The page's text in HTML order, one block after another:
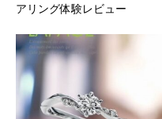
アリング体験レビュー